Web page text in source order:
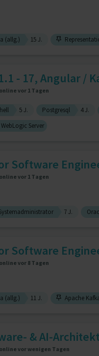
(allg.) 15 J.
- 17, Angular /
vor 1 Tagen
5 J. Postgresql 4 J.
Server
Software
vor 1 Tagen
7 J.
Software
vor 8 Tagen
(allg.) 11 J. Apache
& AI-
vor wenigen Tagen